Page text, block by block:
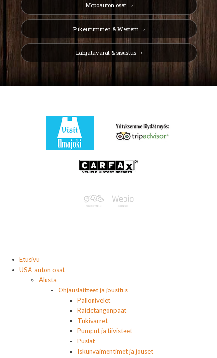
Mopoauton osat
Pukeutuminen & Western
Lahjatavarat & sisustus
Etusivu
USA-auton osat
Alusta
Ohjauslaitteet ja jousitus
Pallonivelet
Raidetangonpäät
Tukivarret
Pumput ja tiivisteet
Puslat
Iskunvaimentimet ja jouset